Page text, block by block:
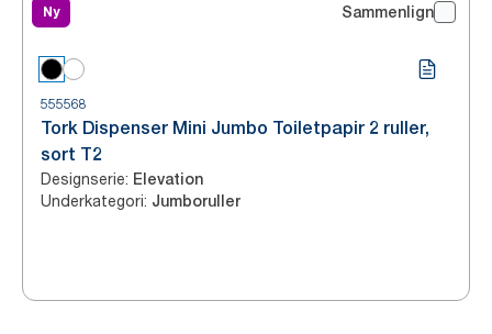
Ny Sammenlign
555568
Tork Dispenser Mini Jumbo Toiletpapir 2 ruller,
sort T2
Designserie: Elevation
Underkategori: Jumboruller